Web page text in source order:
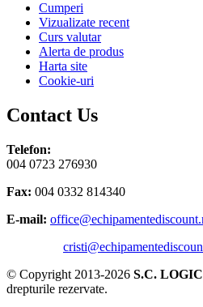
Cumperi
Vizualizate recent
Curs valutar
Alerta de produs
Harta site
Cookie-uri
Contact Us
Telefon:
004 0723 276930
Fax: 004 0332 814340
E-mail:
© Copyright 2013-2026 S.C.
drepturile rezervate.